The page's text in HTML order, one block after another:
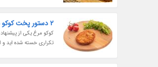
2 دستور پخت کوکو مرغ خوشمزه و مخصوص
کوکو مرغ یکی از
تکراری خسته شده اید و